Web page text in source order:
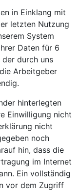
in Einklang mit
letzten Nutzung
System
Daten für 6
durch uns
Arbeitgeber
hinterlegten
Einwilligung nicht
nicht
noch
hin, dass die
im Internet
Ein vollständig
vor dem Zugriff